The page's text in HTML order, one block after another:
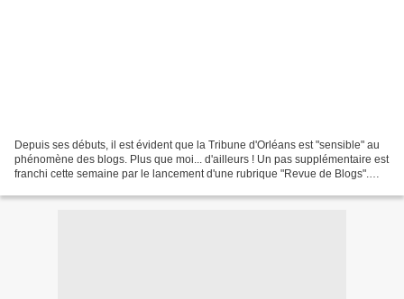
Depuis ses débuts, il est évident que la Tribune d'Orléans est "sensible" au
phénomène des blogs. Plus que moi... d'ailleurs ! Un pas supplémentaire est
franchi cette semaine par le lancement d'une rubrique "Revue de Blogs".